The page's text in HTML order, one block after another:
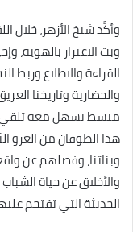
وأكَّد شيخ الأزهر، خلال
وبث الاعتزاز بالهوية،
القراءة والاطلاع وربط
والحضارية وتاريخنا
مبسط يسهل معه تلقي
هذا الطوفان من الغزو
وبناتنا، وفصلهم عن
والأخلاق عن حياة
الحديثة التي تقتحم